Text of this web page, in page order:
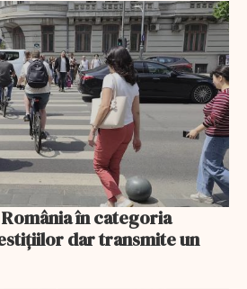
în categoria
dar transmite un